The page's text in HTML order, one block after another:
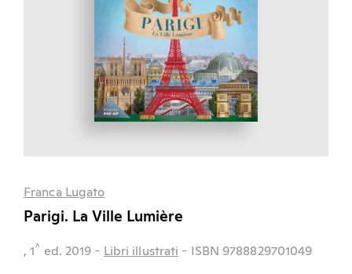
Franca Lugato
Parigi. La Ville Lumière
, 1^ ed. 2019 - Libri illustrati - ISBN 9788829701049